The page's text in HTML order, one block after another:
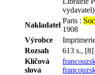
vydavatel)
Nakladatel
Paris :
1908
Výrobce
Rozsah
613 s.,
Klíčová
slova